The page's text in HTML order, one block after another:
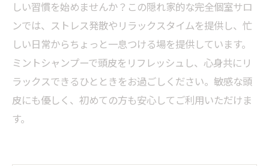
しい習慣を始めませんか？この隠れ家的な完全個室サロ
ンでは、ストレス発散やリラックスタイムを提供し、忙
しい日常からちょっと一息つける場を提供しています。
ミントシャンプーで頭皮をリフレッシュし、心身共にリ
ラックスできるひとときをお過ごしください。敏感な頭
皮にも優しく、初めての方も安心してご利用いただけま
す。